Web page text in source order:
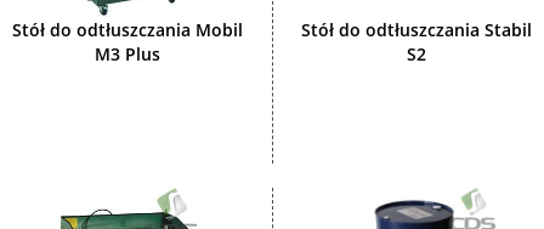
Stół do odtłuszczania Mobil
M3 Plus
Stół do odtłuszczania Stabil
S2